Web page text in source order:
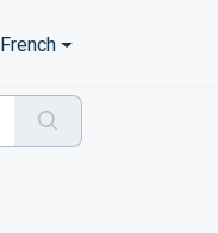
French